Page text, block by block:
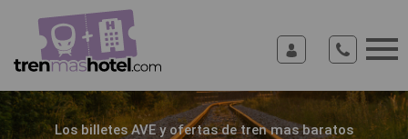
Los billetes AVE y ofertas de tren mas baratos